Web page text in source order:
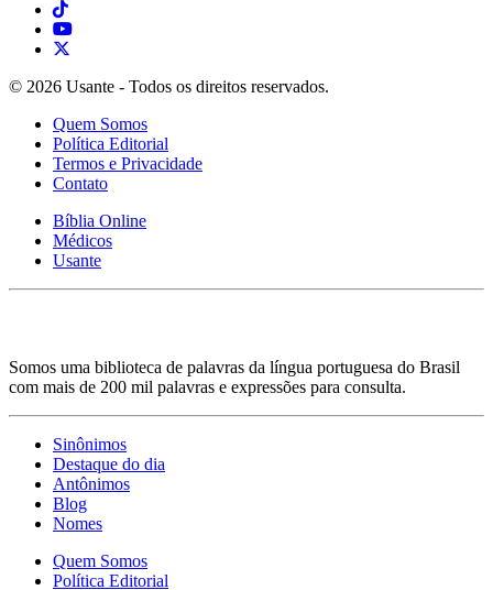
© 2026 Usante - Todos os direitos reservados.
Quem Somos
Política Editorial
Termos e Privacidade
Contato
Bíblia Online
Médicos
Usante
Somos uma biblioteca de palavras da língua portuguesa do Brasil
com mais de 200 mil palavras e expressões para consulta.
Sinônimos
Destaque do dia
Antônimos
Blog
Nomes
Quem Somos
Política Editorial